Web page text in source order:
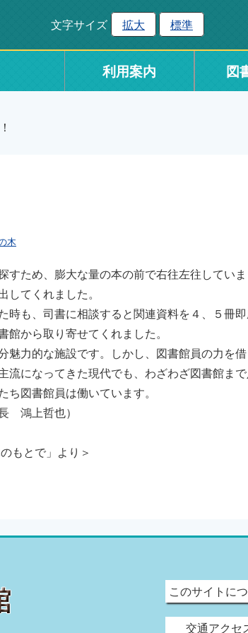
文字サイズ 拡大 標準
利用案内 図
木
ため、膨大な量の本の前で右往左往してい
てくれました。
も、司書に相談すると関連資料を４、５冊
から取り寄せてくれました。
力的な施設です。しかし、図書館員の力を
流になってきた現代でも、わざわざ図書館ま
図書館員は働いています。
鴻上哲也）
もとで」より＞
このサイトに
交通アクセ